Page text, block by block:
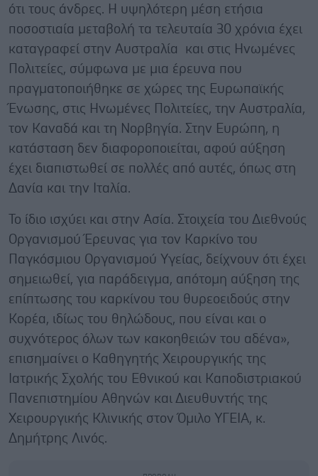
ότι τους άνδρες. Η υψηλότερη μέση ετήσια
ποσοστιαία μεταβολή τα τελευταία 30 χρόνια έχει
καταγραφεί στην Αυστραλία και στις Ηνωμένες
Πολιτείες, σύμφωνα με μια έρευνα που
πραγματοποιήθηκε σε χώρες της Ευρωπαϊκής
Ένωσης, στις Ηνωμένες Πολιτείες, την Αυστραλία,
τον Καναδά και τη Νορβηγία. Στην Ευρώπη, η
κατάσταση δεν διαφοροποιείται, αφού αύξηση
έχει διαπιστωθεί σε πολλές από αυτές, όπως στη
Δανία και την Ιταλία.
Το ίδιο ισχύει και στην Ασία. Στοιχεία του Διεθνούς
Οργανισμού Έρευνας για τον Καρκίνο του
Παγκόσμιου Οργανισμού Υγείας, δείχνουν ότι έχει
σημειωθεί, για παράδειγμα, απότομη αύξηση της
επίπτωσης του καρκίνου του θυρεοειδούς στην
Κορέα, ιδίως του θηλώδους, που είναι και ο
συχνότερος όλων των κακοηθειών του αδένα»,
επισημαίνει ο Καθηγητής Χειρουργικής της
Ιατρικής Σχολής του Εθνικού και Καποδιστριακού
Πανεπιστημίου Αθηνών και Διευθυντής της
Χειρουργικής Κλινικής στον Όμιλο ΥΓΕΙΑ, κ.
Δημήτρης Λινός.